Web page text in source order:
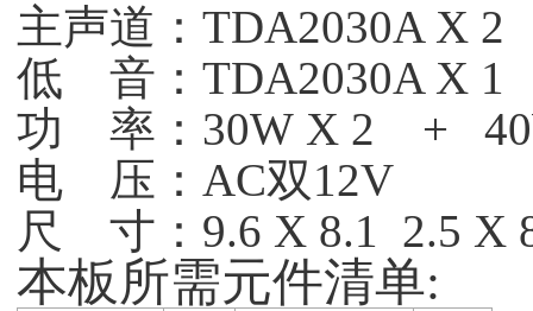
主声道：TDA2030A
低 音：
功 率：30W X 2
电 压：AC双12V
尺 寸：9.6 X 8.1 2.5 X
本板所需元件清单: